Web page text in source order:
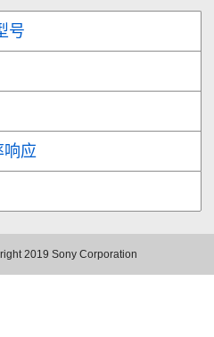
号
响应
2019 Sony Corporation